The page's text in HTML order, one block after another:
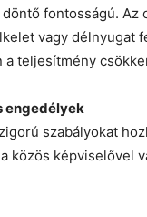
fontosságú.
vagy délnyugat
a teljesítmény
engedélyek
szabályokat
közös képviselővel